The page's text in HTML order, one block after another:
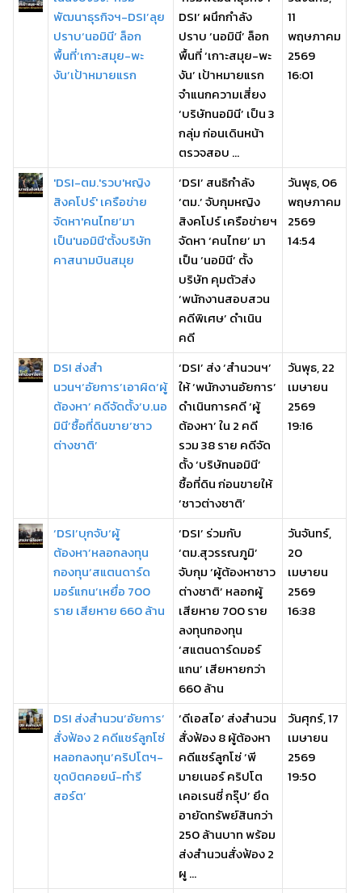
พัฒนาธุรกิจฯ-DSI’ลุย
ปราบ‘นอมินี’ ล็อก
พื้นที่‘เกาะสมุย-พะ
งัน’เป้าหมายแรก
DSI’ ผนึกกำลัง
ปราบ ‘นอมินี’ ล็อก
พื้นที่ ‘เกาะสมุย-พะ
งัน’ เป้าหมายแรก
จำแนกความเสี่ยง
‘บริษัทนอมินี’ เป็น 3
กลุ่ม ก่อนเดินหน้า
ตรวจสอบ ...
11
พฤษภาคม
2569
16:01
'DSI-ตม.'รวบ'หญิง
สิงคโปร์' เครือข่าย
จัดหา'คนไทย’มา
เป็น'นอมินี'ตั้งบริษัท
คาสนามบินสมุย
‘DSI’ สนธิกำลัง
‘ตม.’ จับกุมหญิง
สิงคโปร์ เครือข่ายฯ
จัดหา ‘คนไทย’ มา
เป็น ‘นอมินี’ ตั้ง
บริษัท คุมตัวส่ง
‘พนักงานสอบสวน
คดีพิเศษ’ ดำเนิน
คดี
วันพุธ, 06
พฤษภาคม
2569
14:54
DSI ส่งสำ
นวนฯ‘อัยการ’เอาผิด‘ผู้
ต้องหา’ คดีจัดตั้ง‘บ.นอ
มินี’ซื้อที่ดินขาย‘ชาว
ต่างชาติ’
‘DSI’ ส่ง ‘สำนวนฯ’
ให้ ‘พนักงานอัยการ’
ดำเนินการคดี ‘ผู้
ต้องหา’ ใน 2 คดี
รวม 38 ราย คดีจัด
ตั้ง ‘บริษัทนอมินี’
ซื้อที่ดิน ก่อนขายให้
‘ชาวต่างชาติ’
วันพุธ, 22
เมษายน
2569
19:16
‘DSI’บุกจับ‘ผู้
ต้องหา’หลอกลงทุน
กองทุน‘สแตนดาร์ด
มอร์แกน’เหยื่อ 700
ราย เสียหาย 660 ล้าน
‘DSI’ ร่วมกับ
‘ตม.สุวรรณภูมิ’
จับกุม ‘ผู้ต้องหาชาว
ต่างชาติ’ หลอกผู้
เสียหาย 700 ราย
ลงทุนกองทุน
‘สแตนดาร์ดมอร์
แกน’ เสียหายกว่า
660 ล้าน
วันจันทร์,
20
เมษายน
2569
16:38
DSI ส่งสำนวน‘อัยการ’
สั่งฟ้อง 2 คดีแชร์ลูกโซ่
หลอกลงทุน‘คริปโตฯ-
ขุดบิตคอยน์-ทำรี
สอร์ต’
‘ดีเอสไอ’ ส่งสำนวน
สั่งฟ้อง 8 ผู้ต้องหา
คดีแชร์ลูกโซ่ ‘พี
มายเนอร์ คริปโต
เคอเรนซี่ กรุ๊ป’ ยึด
อายัดทรัพย์สินกว่า
250 ล้านบาท พร้อม
ส่งสำนวนสั่งฟ้อง 2
ผู ...
วันศุกร์, 17
เมษายน
2569
19:50